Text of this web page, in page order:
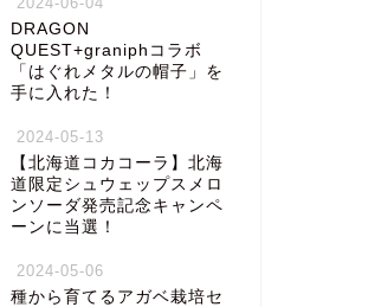
DRAGON
QUEST+graniphコラボ
「はぐれメタルの帽子」を
手に入れた！
2024-05-13
【北海道コカコーラ】北海
道限定シュウェップスメロ
ンソーダ発売記念キャンペ
ーンに当選！
2024-05-06
種から育てるアガベ栽培セ